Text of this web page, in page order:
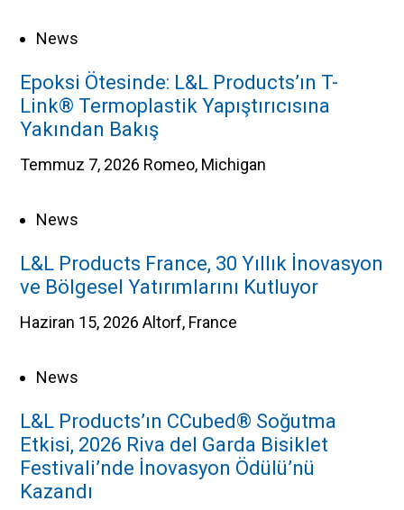
News
Epoksi Ötesinde: L&L Products’ın T-
Link® Termoplastik Yapıştırıcısına
Yakından Bakış
Temmuz 7, 2026 Romeo, Michigan
News
L&L Products France, 30 Yıllık İnovasyon
ve Bölgesel Yatırımlarını Kutluyor
Haziran 15, 2026Altorf, France
News
L&L Products’ın CCubed® Soğutma
Etkisi, 2026 Riva del Garda Bisiklet
Festivali’nde İnovasyon Ödülü’nü
Kazandı